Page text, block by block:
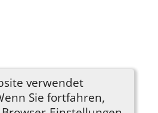
verwendet
Sie fortfahren,